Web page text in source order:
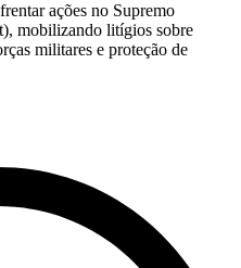
ações no Supremo
mobilizando litígios sobre
militares e proteção de